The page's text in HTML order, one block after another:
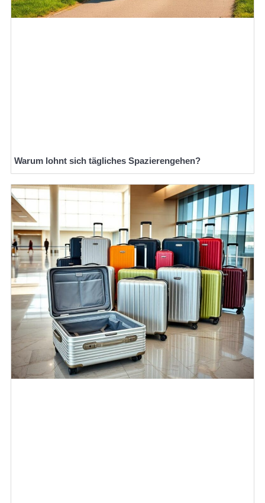
Warum lohnt sich tägliches Spazierengehen?